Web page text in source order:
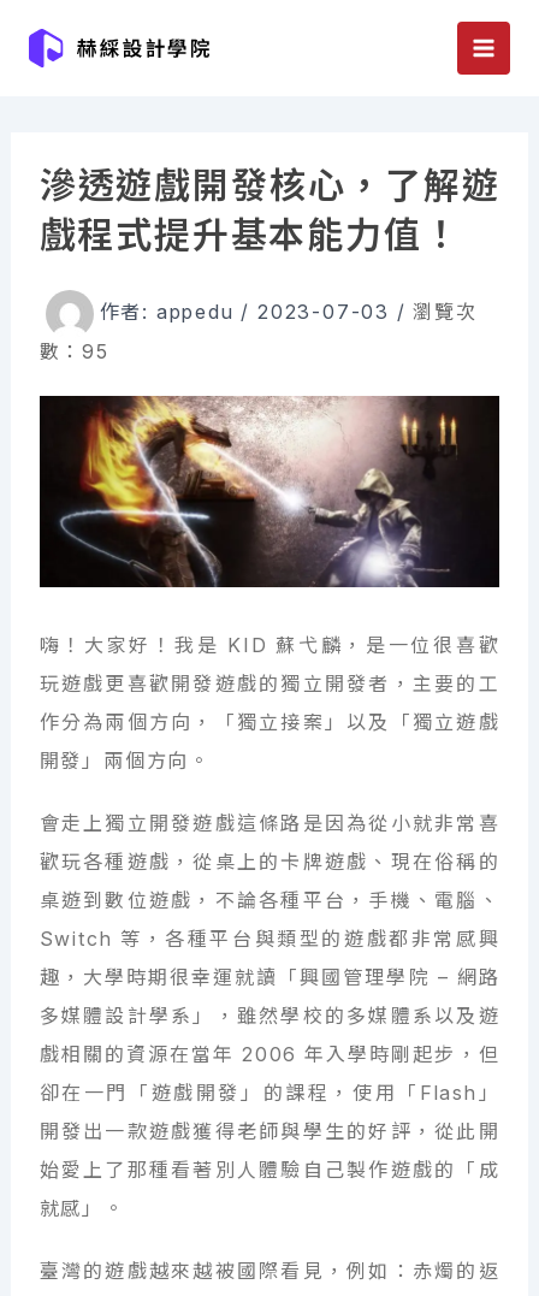
滲透遊戲開發核心，了解遊
戲程式提升基本能力值！
作者: appedu /2023-07-03 /瀏覽次
數：95
嗨！大家好！我是 KID 蘇弋麟，是一位很喜歡
玩遊戲更喜歡開發遊戲的獨立開發者，主要的工
作分為兩個方向，「獨立接案」以及「獨立遊戲
開發」兩個方向。
會走上獨立開發遊戲這條路是因為從小就非常喜
歡玩各種遊戲，從桌上的卡牌遊戲、現在俗稱的
桌遊到數位遊戲，不論各種平台，手機、電腦、
Switch 等，各種平台與類型的遊戲都非常感興
趣，大學時期很幸運就讀「興國管理學院 – 網路
多媒體設計學系」，雖然學校的多媒體系以及遊
戲相關的資源在當年 2006 年入學時剛起步，但
卻在一門「遊戲開發」的課程，使用「Flash」
開發出一款遊戲獲得老師與學生的好評，從此開
始愛上了那種看著別人體驗自己製作遊戲的「成
就感」。
臺灣的遊戲越來越被國際看見，例如：赤燭的返